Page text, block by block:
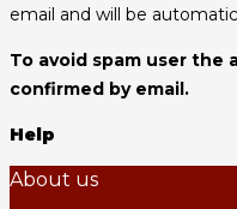
email and will be
To avoid spam user
confirmed by email.
Help
About us